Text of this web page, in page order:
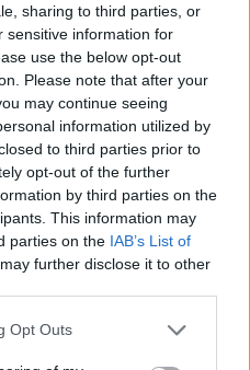
sharing to third parties, or
sensitive information for
use the below opt-out
Please note that after your
may continue seeing
information utilized by
to third parties prior to
opt-out of the further
by third parties on the
This information may
parties on the IAB’s List of
further disclose it to other
Opt Outs
ir skausmą,
lyg jos dubleris,